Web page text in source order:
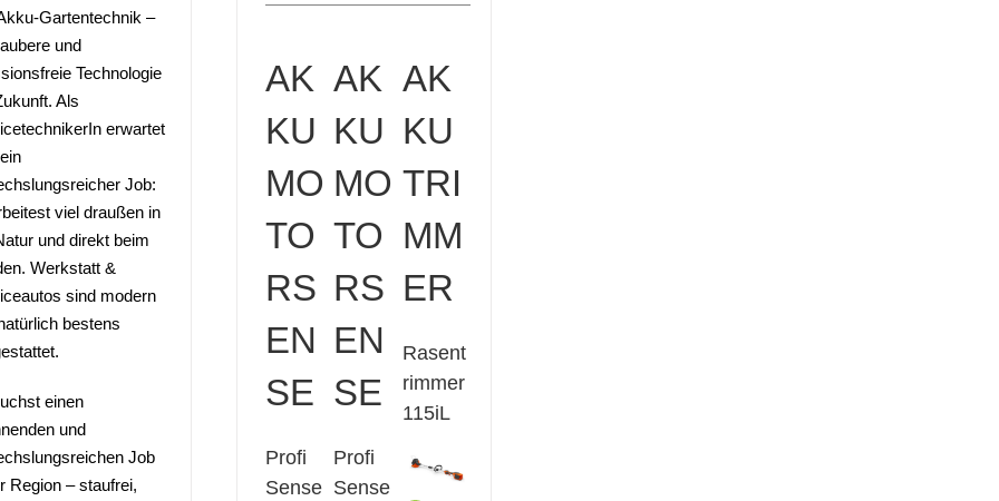
Gartentechnik –
und
Technologie
Als
erwartet
Job:
viel draußen in
und direkt beim
Werkstatt &
sind modern
bestens
einen
und
Job
Region – staufrei,
AK
KU
MO
TO
RS
EN
SE
Profi
Sense
AK
KU
MO
TO
RS
EN
SE
Profi
Sense
AK
KU
TRI
MM
ER
Rasent
rimmer
115iL